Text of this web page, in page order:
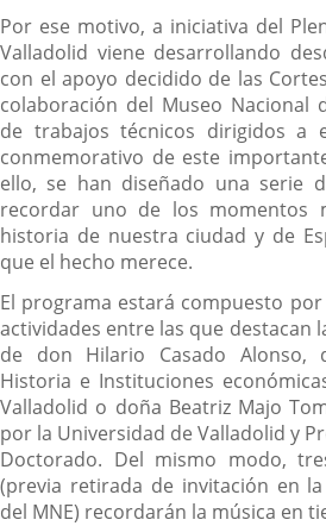
Por ese motivo, a iniciativa del
Valladolid viene desarrollando
con el apoyo decidido de las
colaboración del Museo Nacional
de trabajos técnicos dirigidos a
conmemorativo de este
ello, se han diseñado una serie
recordar uno de los momentos
historia de nuestra ciudad y de
que el hecho merece.
El programa estará compuesto
actividades entre las que destacan
de don Hilario Casado
Historia e Instituciones
Valladolid o doña Beatriz Majo
por la Universidad de Valladolid y
Doctorado. Del mismo modo,
(previa retirada de invitación en
del MNE) recordarán la música en